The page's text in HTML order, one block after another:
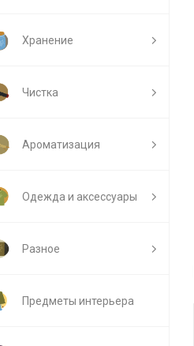
Хранение
Чистка
Ароматизация
Одежда и аксессуары
Разное
Предметы интерьера